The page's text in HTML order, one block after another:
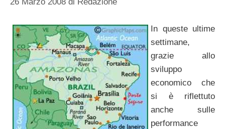
In queste ultime
settimane,
grazie allo
sviluppo
economico che
si è riflettuto
anche sulle
performance